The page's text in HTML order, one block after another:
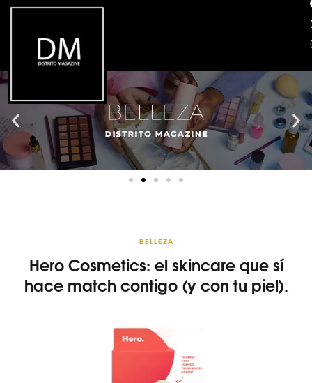
BELLEZA
Hero Cosmetics: el skincare que sí
hace match contigo (y con tu piel).